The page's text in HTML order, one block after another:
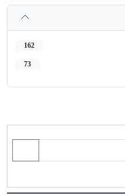
162
73